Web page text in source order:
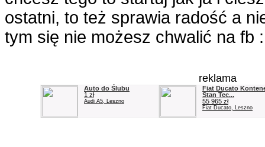
ostatni, to też sprawia radość a
tym się nie możesz chwalić na fb
reklama
Auto do Ślubu
1 zł
Audi A5, Leszno
Fiat Ducato
Stan Tec...
55 965 zł
Fiat Ducato, Leszno